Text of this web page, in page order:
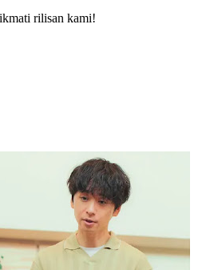
rilisan kami!